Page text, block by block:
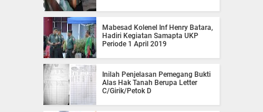
Mabesad Kolenel Inf Henry Batara,
Hadiri Kegiatan Samapta UKP
Periode 1 April 2019
Inilah Penjelasan Pemegang Bukti
Alas Hak Tanah Berupa Letter
C/Girik/Petok D